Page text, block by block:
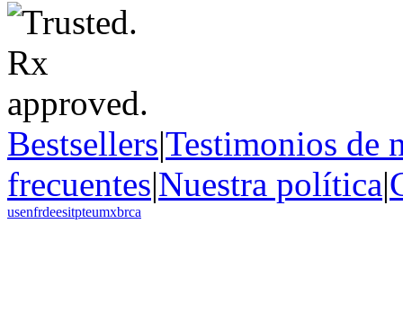
Bestsellers|Testimonios de
frecuentes|Nuestra política|
usenfrdeesitpteumxbrca